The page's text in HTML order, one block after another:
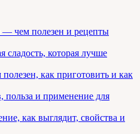
чем полезен и рецепты
сладость, которая лучше
как приготовить и как
и применение для
как выглядит, свойства и